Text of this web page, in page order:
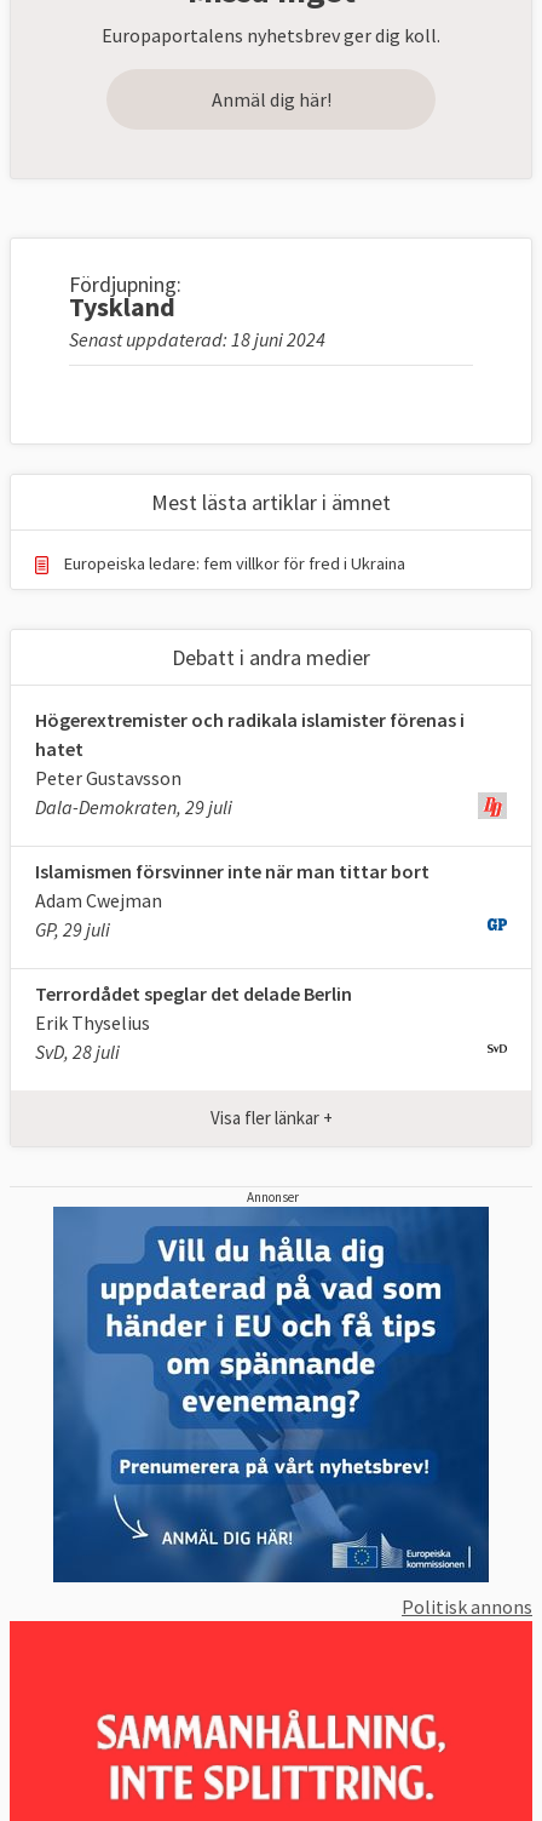
Europaportalens nyhetsbrev ger dig koll.
Anmäl dig här!
Fördjupning:
Tyskland
Senast uppdaterad: 18 juni 2024
Mest lästa artiklar i ämnet
Europeiska ledare: fem villkor för fred i Ukraina
Debatt i andra medier
Högerextremister och radikala islamister förenas i
hatet
Peter Gustavsson
Dala-Demokraten, 29 juli
Islamismen försvinner inte när man tittar bort
Adam Cwejman
GP, 29 juli
Terrordådet speglar det delade Berlin
Erik Thyselius
SvD, 28 juli
Visa fler länkar +
Annonser
Politisk annons